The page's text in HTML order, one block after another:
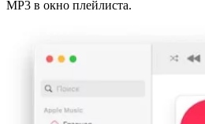
MP3 в окно плейлиста.